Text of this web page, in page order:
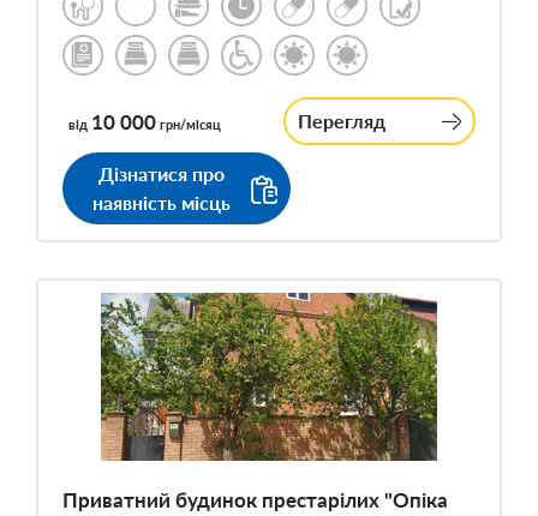
від 10 000 грн/місяц Перегляд
Дізнатися про
наявність місць
Приватний будинок престарілих "Опіка